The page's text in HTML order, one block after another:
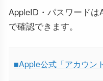
AppleID・パスワード
で確認できます。
■Apple公式「アカウン